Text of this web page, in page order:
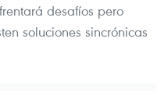
desafíos pero
soluciones sincrónicas